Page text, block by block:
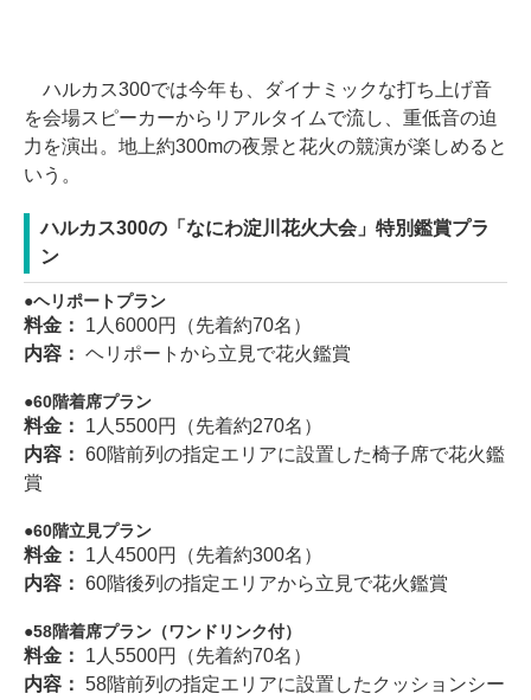
ハルカス300では今年も、ダイナミックな打ち上げ音
を会場スピーカーからリアルタイムで流し、重低音の迫
力を演出。地上約300mの夜景と花火の競演が楽しめると
いう。
ハルカス300の「なにわ淀川花火大会」特別鑑賞プラ
ン
ヘリポートプラン
料金： 1人6000円（先着約70名）
内容： ヘリポートから立見で花火鑑賞
60階着席プラン
料金： 1人5500円（先着約270名）
内容： 60階前列の指定エリアに設置した椅子席で花火鑑
賞
60階立見プラン
料金： 1人4500円（先着約300名）
内容： 60階後列の指定エリアから立見で花火鑑賞
58階着席プラン（ワンドリンク付）
料金： 1人5500円（先着約70名）
内容： 58階前列の指定エリアに設置したクッションシー